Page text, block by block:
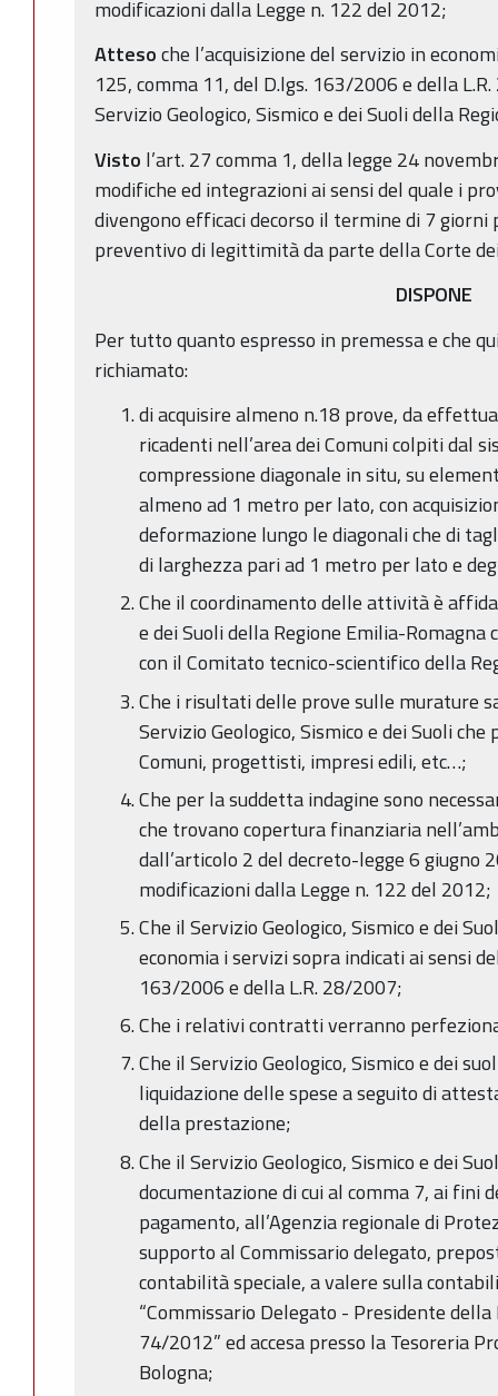
modificazioni dalla Legge n. 122 del 2012;
Attesoche l’acquisizione del servizio in
125, comma 11, del D.lgs. 163/2006 e della
Servizio Geologico, Sismico e dei Suoli della
Visto l’art. 27 comma 1, della legge 24
modifiche ed integrazioni ai sensi del quale i
divengono efficaci decorso il termine di 7 giorni
preventivo di legittimità da parte della Corte
DISPONE
Per tutto quanto espresso in premessa e che
richiamato:
di acquisire almeno n.18 prove, da
ricadenti nell’area dei Comuni colpiti dal
compressione diagonale in situ, su
almeno ad 1 metro per lato, con
deformazione lungo le diagonali che di
di larghezza pari ad 1 metro per lato e
Che il coordinamento delle attività è
e dei Suoli della Regione Emilia-
con il Comitato tecnico-scientifico della
Che i risultati delle prove sulle murature
Servizio Geologico, Sismico e dei Suoli
Comuni, progettisti, impresi edili, etc…;
Che per la suddetta indagine sono
che trovano copertura finanziaria
dall’articolo 2 del decreto-legge 6 giugno
modificazioni dalla Legge n. 122 del 2012;
Che il Servizio Geologico, Sismico e dei
economia i servizi sopra indicati ai sensi
163/2006 e della L.R. 28/2007;
Che i relativi contratti verranno
Che il Servizio Geologico, Sismico e dei
liquidazione delle spese a seguito di
della prestazione;
Che il Servizio Geologico, Sismico e dei
documentazione di cui al comma 7, ai fini
pagamento, all’Agenzia regionale di
supporto al Commissario delegato,
contabilità speciale, a valere sulla
“Commissario Delegato - Presidente
74/2012” ed accesa presso la Tesoreria
Bologna;